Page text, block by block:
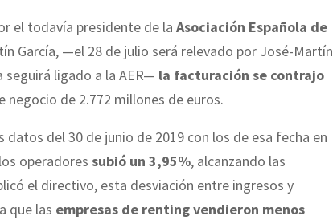
el todavía presidente de la Asociación Española de
García, —el 28 de julio será relevado por José-Martín
seguirá ligado a la AER— la facturación se contrajo
negocio de 2.772 millones de euros.
del 30 de junio de 2019 con los de esa fecha en
operadores subió un 3,95%, alcanzando las
el directivo, esta desviación entre ingresos y
que las empresas de renting vendieron menos